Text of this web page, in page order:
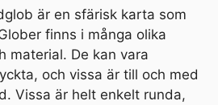
är en sfärisk karta som
finns i många olika
material. De kan vara
och vissa är till och med
Vissa är helt enkelt runda,